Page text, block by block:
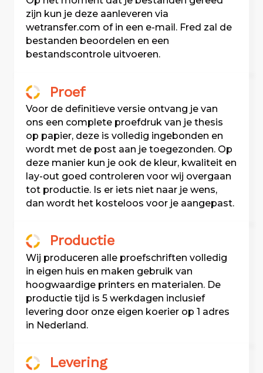
zijn kun je deze aanleveren via
wetransfer.com of in een e-mail. Fred zal de
bestanden beoordelen en een
bestandscontrole uitvoeren.
Proef
Voor de definitieve versie ontvang je van
ons een complete proefdruk van je thesis
op papier, deze is volledig ingebonden en
wordt met de post aan je toegezonden. Op
deze manier kun je ook de kleur, kwaliteit en
lay-out goed controleren voor wij overgaan
tot productie. Is er iets niet naar je wens,
dan wordt het kosteloos voor je aangepast.
Productie
Wij produceren alle proefschriften volledig
in eigen huis en maken gebruik van
hoogwaardige printers en materialen. De
productie tijd is 5 werkdagen inclusief
levering door onze eigen koerier op 1 adres
in Nederland.
Levering